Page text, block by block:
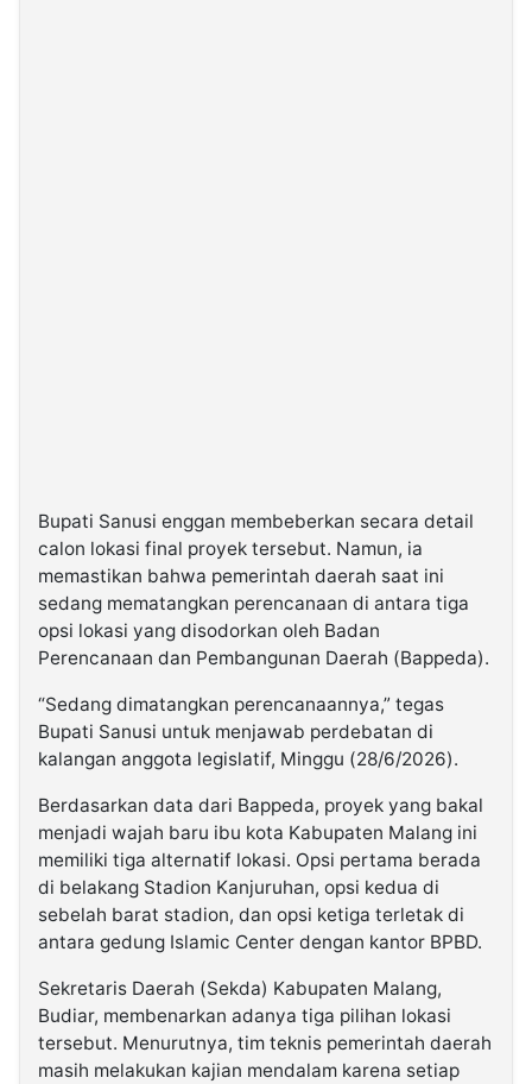
Bupati Sanusi enggan membeberkan secara detail
calon lokasi final proyek tersebut. Namun, ia
memastikan bahwa pemerintah daerah saat ini
sedang mematangkan perencanaan di antara tiga
opsi lokasi yang disodorkan oleh Badan
Perencanaan dan Pembangunan Daerah (Bappeda).
“Sedang dimatangkan perencanaannya,” tegas
Bupati Sanusi untuk menjawab perdebatan di
kalangan anggota legislatif, Minggu (28/6/2026).
Berdasarkan data dari Bappeda, proyek yang bakal
menjadi wajah baru ibu kota Kabupaten Malang ini
memiliki tiga alternatif lokasi. Opsi pertama berada
di belakang Stadion Kanjuruhan, opsi kedua di
sebelah barat stadion, dan opsi ketiga terletak di
antara gedung Islamic Center dengan kantor BPBD.
Sekretaris Daerah (Sekda) Kabupaten Malang,
Budiar, membenarkan adanya tiga pilihan lokasi
tersebut. Menurutnya, tim teknis pemerintah daerah
masih melakukan kajian mendalam karena setiap